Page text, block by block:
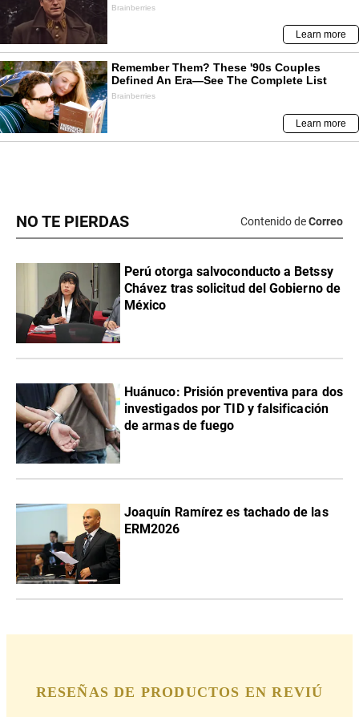
NO TE PIERDAS Contenido deCorreo
Perú otorga salvoconducto a Betssy
Chávez tras solicitud del Gobierno de
México
Huánuco: Prisión preventiva para dos
investigados por TID y falsificación
de armas de fuego
Joaquín Ramírez es tachado de las
ERM2026